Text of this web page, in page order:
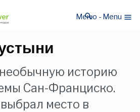
search
Меню - Menu menu
историю
Сан-Франциско.
место в